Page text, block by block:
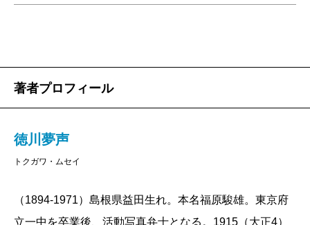
著者プロフィール
徳川夢声
トクガワ・ムセイ
（1894-1971）島根県益田生れ。本名福原駿雄。東京府
立一中を卒業後、活動写真弁士となる。1915（大正4）